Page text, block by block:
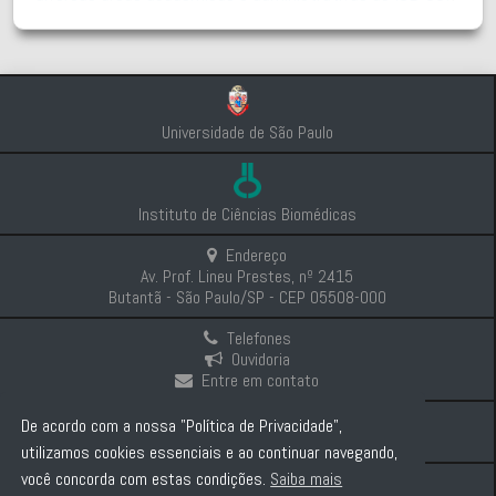
Universidade de São Paulo
Instituto de Ciências Biomédicas
Endereço
Av. Prof. Lineu Prestes, nº 2415
Butantã - São Paulo/SP - CEP 05508-000
Telefones
Ouvidoria
Entre em contato
Intranet
Comunicação e Imprensa
De acordo com a nossa "Política de Privacidade",
utilizamos cookies essenciais e ao continuar navegando,
você concorda com estas condições. Saiba mais